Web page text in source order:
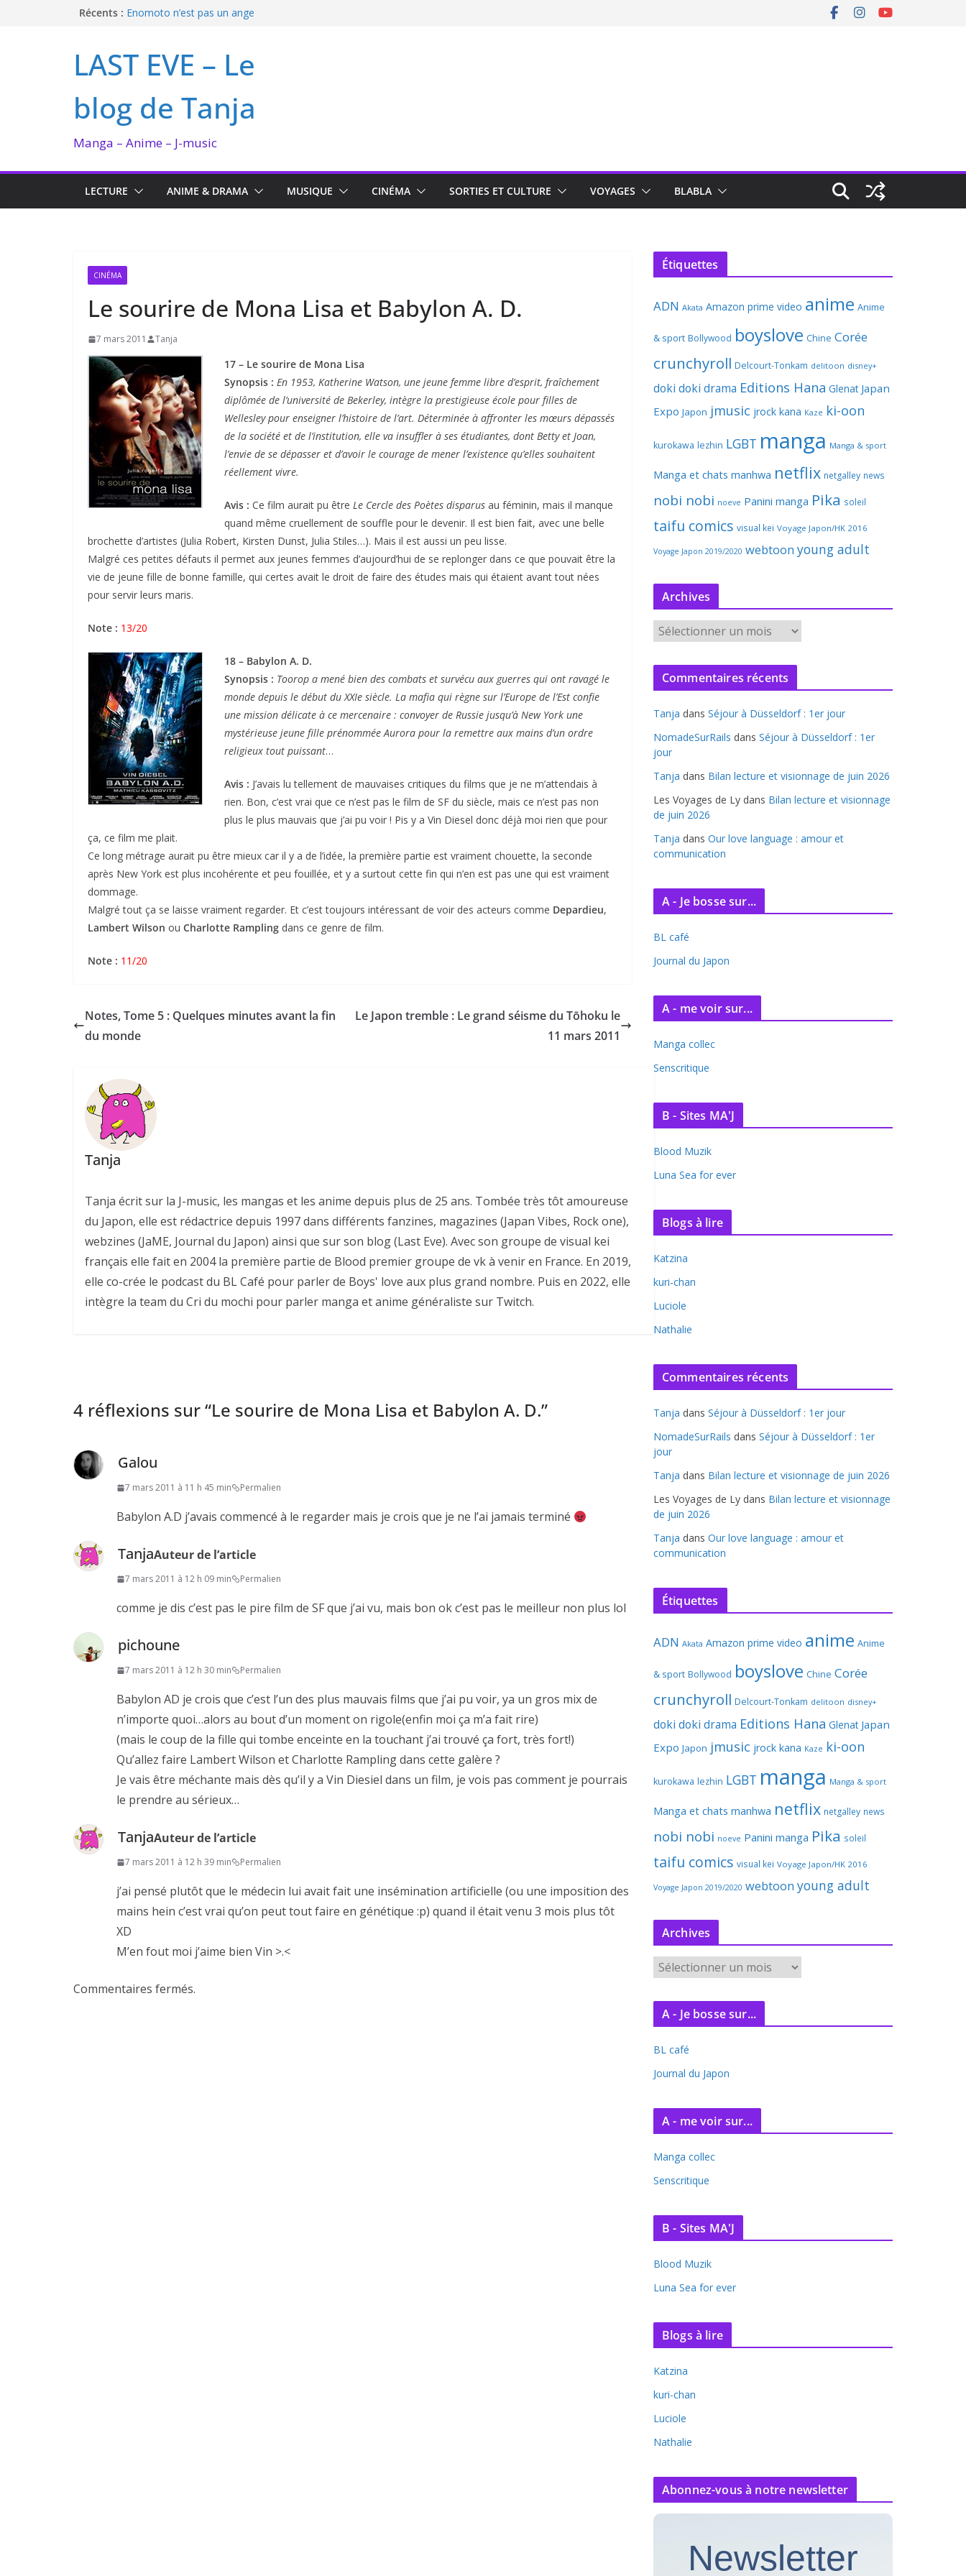
Récents : Enomoto n’est pas un ange
Ma collection BANANA FISH
I’m not in love de Zeniko Sumiya
LAST EVE – Le
blog de Tanja
Manga – Anime – J-music
LECTURE ANIME & DRAMA MUSIQUE CINÉMA SORTIES ET CULTURE VOYAGES BLABLA
CINÉMA
Le sourire de Mona Lisa et Babylon A. D.
7 mars 2011 Tanja
17 – Le sourire de Mona Lisa
Synopsis : En 1953, Katherine Watson, une jeune femme libre d’esprit, fraîchement
diplômée de l’université de Bekerley, intègre la prestigieuse école pour filles de
Wellesley pour enseigner l’histoire de l’art. Déterminée à affronter les mœurs dépassés
de la société et de l’institution, elle va insuffler à ses étudiantes, dont Betty et Joan,
l’envie de se dépasser et d’avoir le courage de mener l’existence qu’elles souhaitent
réellement vivre.
Avis : Ce film aurait pu être Le Cercle des Poètes disparus au féminin, mais il manque
quand même cruellement de souffle pour le devenir. Il est bien fait, avec une belle
brochette d’artistes (Julia Robert, Kirsten Dunst, Julia Stiles…). Mais il est aussi un peu lisse.
Malgré ces petites défauts il permet aux jeunes femmes d’aujourd’hui de se replonger dans ce que pouvait être la
vie de jeune fille de bonne famille, qui certes avait le droit de faire des études mais qui étaient avant tout nées
pour servir leurs maris.
Note : 13/20
18 – Babylon A. D.
Synopsis : Toorop a mené bien des combats et survécu aux guerres qui ont ravagé le
monde depuis le début du XXIe siècle. La mafia qui règne sur l’Europe de l’Est confie
une mission délicate à ce mercenaire : convoyer de Russie jusqu’à New York une
mystérieuse jeune fille prénommée Aurora pour la remettre aux mains d’un ordre
religieux tout puissant…
Avis : J’avais lu tellement de mauvaises critiques du films que je ne m’attendais à
rien. Bon, c’est vrai que ce n’est pas le film de SF du siècle, mais ce n’est pas non
plus le plus mauvais que j’ai pu voir ! Pis y a Vin Diesel donc déjà moi rien que pour
ça, ce film me plait.
Ce long métrage aurait pu être mieux car il y a de l’idée, la première partie est vraiment chouette, la seconde
après New York est plus incohérente et peu fouillée, et y a surtout cette fin qui n’en est pas une qui est vraiment
dommage.
Malgré tout ça se laisse vraiment regarder. Et c’est toujours intéressant de voir des acteurs comme Depardieu,
Lambert Wilson ou Charlotte Rampling dans ce genre de film.
Note : 11/20
Notes, Tome 5 : Quelques minutes avant la fin
du monde
Le Japon tremble : Le grand séisme du Tōhoku le
11 mars 2011
Tanja
Tanja écrit sur la J-music, les mangas et les anime depuis plus de 25 ans. Tombée très tôt amoureuse
du Japon, elle est rédactrice depuis 1997 dans différents fanzines, magazines (Japan Vibes, Rock one),
webzines (JaME, Journal du Japon) ainsi que sur son blog (Last Eve). Avec son groupe de visual kei
français elle fait en 2004 la première partie de Blood premier groupe de vk à venir en France. En 2019,
elle co-crée le podcast du BL Café pour parler de Boys' love aux plus grand nombre. Puis en 2022, elle
intègre la team du Cri du mochi pour parler manga et anime généraliste sur Twitch.
4 réflexions sur “Le sourire de Mona Lisa et Babylon A. D.”
Galou
7 mars 2011 à 11 h 45 min Permalien
Babylon A.D j’avais commencé à le regarder mais je crois que je ne l’ai jamais terminé
TanjaAuteur de l’article
7 mars 2011 à 12 h 09 min Permalien
comme je dis c’est pas le pire film de SF que j’ai vu, mais bon ok c’est pas le meilleur non plus lol
pichoune
7 mars 2011 à 12 h 30 min Permalien
Babylon AD je crois que c’est l’un des plus mauvais films que j’ai pu voir, ya un gros mix de
n’importe quoi…alors au bout d’un moment on rigole(enfin moi ça m’a fait rire)
(mais le coup de la fille qui tombe enceinte en la touchant j’ai trouvé ça fort, très fort!)
Qu’allez faire Lambert Wilson et Charlotte Rampling dans cette galère ?
Je vais être méchante mais dès qu’il y a Vin Diesiel dans un film, je vois pas comment je pourrais
le prendre au sérieux…
TanjaAuteur de l’article
7 mars 2011 à 12 h 39 min Permalien
j’ai pensé plutôt que le médecin lui avait fait une insémination artificielle (ou une imposition des
mains hein c’est vrai qu’on peut tout faire en génétique :p) quand il était venu 3 mois plus tôt
XD
M’en fout moi j’aime bien Vin >.<
Commentaires fermés.
Étiquettes
ADN Akata Amazon prime video anime Anime
& sport Bollywood boyslove Chine Corée
crunchyroll Delcourt-Tonkam delitoon disney+
doki doki drama Editions Hana Glenat Japan
Expo Japon jmusic jrock kana Kaze ki-oon
kurokawa lezhin LGBT manga Manga & sport
Manga et chats manhwa netflix netgalley news
nobi nobi noeve Panini manga Pika soleil
taifu comics visual kei Voyage Japon/HK 2016
Voyage Japon 2019/2020 webtoon young adult
Archives
r
c
v
e
s
Commentaires récents
Tanja dans Séjour à Düsseldorf : 1er jour
NomadeSurRails dans Séjour à Düsseldorf : 1er
jour
Tanja dans Bilan lecture et visionnage de juin 2026
Les Voyages de Ly dans Bilan lecture et visionnage
de juin 2026
Tanja dans Our love language : amour et
communication
A - Je bosse sur...
BL café
Journal du Japon
A - me voir sur...
Manga collec
Senscritique
B - Sites MA'J
Blood Muzik
Luna Sea for ever
Blogs à lire
Katzina
kuri-chan
Luciole
Nathalie
Commentaires récents
Tanja dans Séjour à Düsseldorf : 1er jour
NomadeSurRails dans Séjour à Düsseldorf : 1er
jour
Tanja dans Bilan lecture et visionnage de juin 2026
Les Voyages de Ly dans Bilan lecture et visionnage
de juin 2026
Tanja dans Our love language : amour et
communication
Étiquettes
ADN Akata Amazon prime video anime Anime
& sport Bollywood boyslove Chine Corée
crunchyroll Delcourt-Tonkam delitoon disney+
doki doki drama Editions Hana Glenat Japan
Expo Japon jmusic jrock kana Kaze ki-oon
kurokawa lezhin LGBT manga Manga & sport
Manga et chats manhwa netflix netgalley news
nobi nobi noeve Panini manga Pika soleil
taifu comics visual kei Voyage Japon/HK 2016
Voyage Japon 2019/2020 webtoon young adult
Archives
r
c
v
e
A - Je bosse sur...
BL café
Journal du Japon
A - me voir sur...
Manga collec
Senscritique
B - Sites MA'J
Blood Muzik
Luna Sea for ever
Blogs à lire
Katzina
kuri-chan
Luciole
Nathalie
Abonnez-vous à notre newsletter
Newsletter